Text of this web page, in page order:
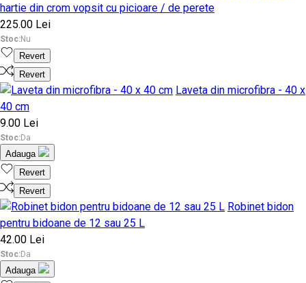
hartie din crom vopsit cu picioare / de perete
225.00 Lei
Stoc:Nu
Revert
Revert
Laveta din microfibra - 40 x
40 cm
9.00 Lei
Stoc:Da
Adauga
Revert
Revert
Robinet bidon
pentru bidoane de 12 sau 25 L
42.00 Lei
Stoc:Da
Adauga